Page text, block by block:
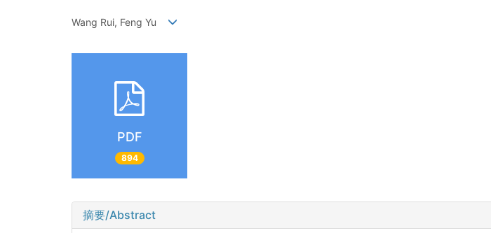
Wang Rui, Feng Yu
PDF
894
摘要/Abstract